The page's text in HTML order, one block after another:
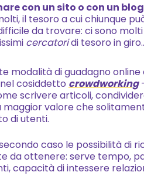
con un sito o con un blog
il tesoro a cui chiunque
da trovare: ci sono
cercatoridi tesoro in
modalità di guadagno
cosiddetto crowdworking
scrivere articoli,
maggior valore che
di utenti.
caso le possibilità di
da ottenere: serve tempo,
capacità di intessere